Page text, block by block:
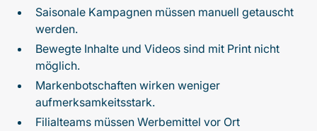
Saisonale Kampagnen müssen manuell getauscht
werden.
Bewegte Inhalte und Videos sind mit Print nicht
möglich.
Markenbotschaften wirken weniger
aufmerksamkeitsstark.
Filialteams müssen Werbemittel vor Ort